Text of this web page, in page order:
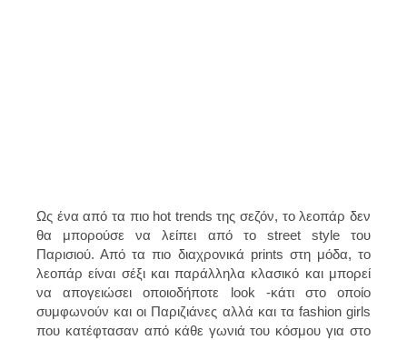
Ως ένα από τα πιο hot trends της σεζόν, το λεοπάρ δεν
θα μπορούσε να λείπει από το street style του
Παρισιού. Από τα πιο διαχρονικά prints στη μόδα, το
λεοπάρ είναι σέξι και παράλληλα κλασικό και μπορεί
να απογειώσει οποιοδήποτε look -κάτι στο οποίο
συμφωνούν και οι Παριζιάνες αλλά και τα fashion girls
που κατέφτασαν από κάθε γωνιά του κόσμου για στο